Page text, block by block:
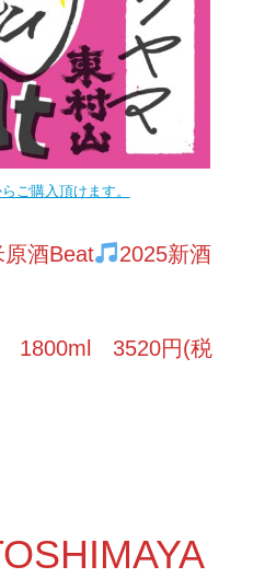
ご購入頂けます。
原酒Beat
2025新酒
1800ml 3520円(税